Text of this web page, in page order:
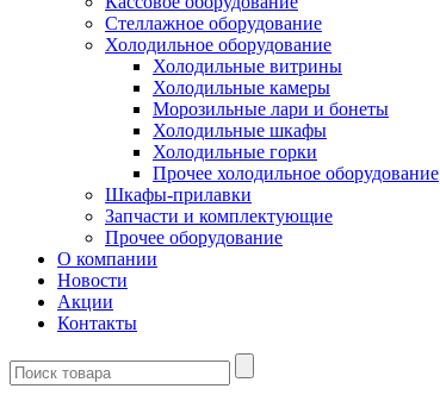
Стеллажное оборудование
Холодильное оборудование
Холодильные витрины
Холодильные камеры
Морозильные лари и бонеты
Холодильные шкафы
Холодильные горки
Прочее холодильное оборудование
Шкафы-прилавки
Запчасти и комплектующие
Прочее оборудование
О компании
Новости
Акции
Контакты